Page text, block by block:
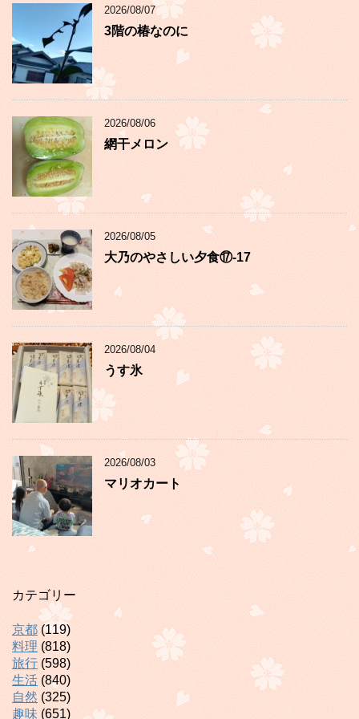
2026/08/07
3階の椿なのに
2026/08/06
網干メロン
2026/08/05
大乃のやさしい夕食⑰-17
2026/08/04
うす氷
2026/08/03
マリオカート
カテゴリー
京都 (119)
料理 (818)
旅行 (598)
生活 (840)
自然 (325)
趣味 (651)